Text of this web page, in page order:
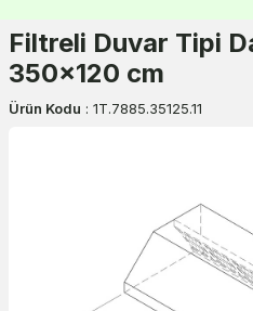
Filtreli Duvar Tipi
350x120 cm
Ürün Kodu : 1T.7885.35125.11